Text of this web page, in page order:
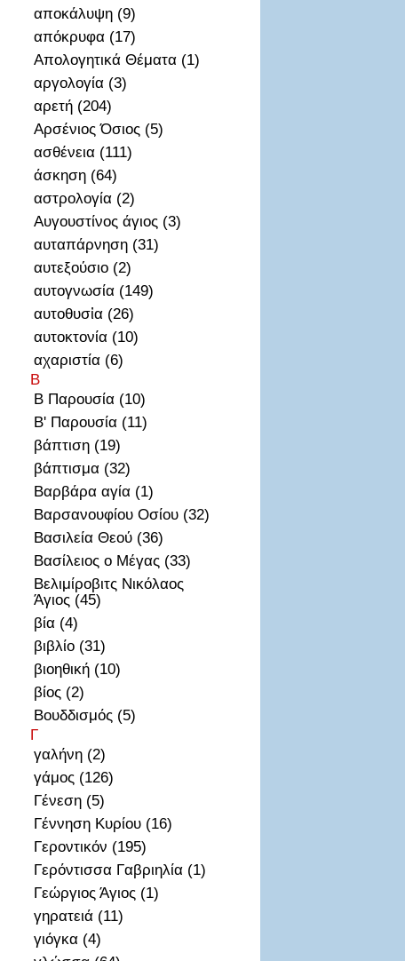
αποκάλυψη (9)
απόκρυφα (17)
Απολογητικά Θέματα (1)
αργολογία (3)
αρετή (204)
Αρσένιος Όσιος (5)
ασθένεια (111)
άσκηση (64)
αστρολογία (2)
Αυγουστίνος άγιος (3)
αυταπάρνηση (31)
αυτεξούσιο (2)
αυτογνωσία (149)
αυτοθυσἰα (26)
αυτοκτονία (10)
αχαριστία (6)
Β
Β Παρουσία (10)
Β' Παρουσία (11)
βάπτιση (19)
βάπτισμα (32)
Βαρβάρα αγία (1)
Βαρσανουφίου Οσίου (32)
Βασιλεία Θεού (36)
Βασίλειος ο Μέγας (33)
Βελιμίροβιτς Νικόλαος
Άγιος (45)
βία (4)
βιβλίο (31)
βιοηθική (10)
βίος (2)
Βουδδισμός (5)
Γ
γαλήνη (2)
γάμος (126)
Γένεση (5)
Γέννηση Κυρίου (16)
Γεροντικόν (195)
Γερόντισσα Γαβριηλία (1)
Γεώργιος Άγιος (1)
γηρατειά (11)
γιόγκα (4)